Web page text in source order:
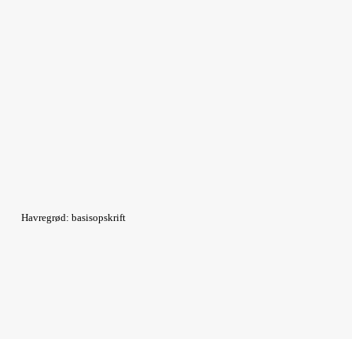
Havregrød: basisopskrift